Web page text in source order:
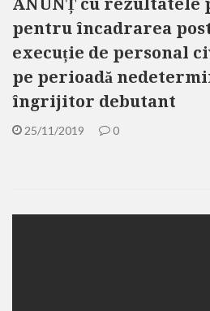
ANUNȚ cu rezultatele
pentru încadrarea
execuție de personal
pe perioadă
îngrijitor debutant
25/11/2019 0